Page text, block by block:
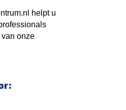
helpt u
onze